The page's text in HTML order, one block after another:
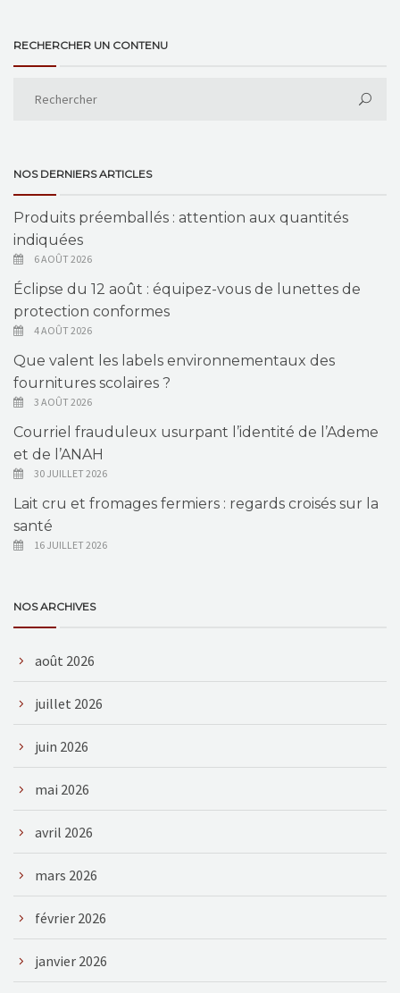
RECHERCHER UN CONTENU
NOS DERNIERS ARTICLES
Produits préemballés : attention aux quantités
indiquées
6 AOÛT 2026
Éclipse du 12 août : équipez-vous de lunettes de
protection conformes
4 AOÛT 2026
Que valent les labels environnementaux des
fournitures scolaires ?
3 AOÛT 2026
Courriel frauduleux usurpant l’identité de l’Ademe
et de l’ANAH
30 JUILLET 2026
Lait cru et fromages fermiers : regards croisés sur la
santé
16 JUILLET 2026
NOS ARCHIVES
août 2026
juillet 2026
juin 2026
mai 2026
avril 2026
mars 2026
février 2026
janvier 2026